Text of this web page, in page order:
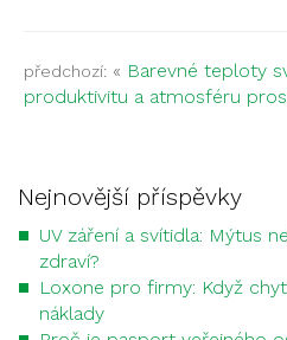
předchozí: « Barevné teploty
produktivitu a atmosféru
Nejnovější příspěvky
UV záření a svítidla: Mýtus
zdraví?
Loxone pro firmy: Když
náklady